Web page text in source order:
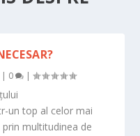
| 0 |
un top al celor mai
multitudinea de